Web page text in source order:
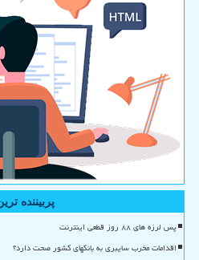
پربیننده
پس لرزه های ۸۸ روز قطعی اینترنت
اقدامات مخرب سایبری به بانکهای کشور صحت دارد؟